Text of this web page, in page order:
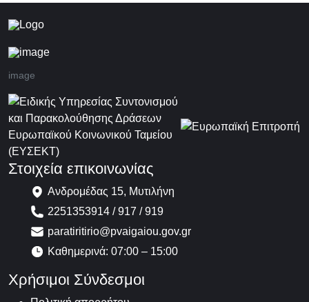
image
Στοιχεία επικοινωνίας
Ανδρομέδας 15, Μυτιλήνη
2251353914 / 917 / 919
paratiritirio@pvaigaiou.gov.gr
Καθημερινά: 07:00 – 15:00
Χρήσιμοι Σύνδεσμοι